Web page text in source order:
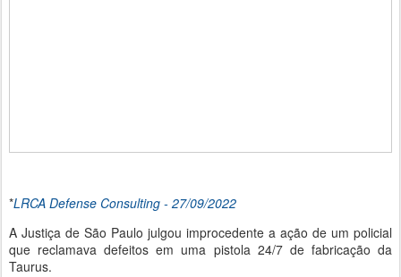
*LRCA Defense Consulting - 27/09/2022
A Justiça de São Paulo julgou improcedente a ação de um policial
que reclamava defeitos em uma pistola 24/7 de fabricação da
Taurus.